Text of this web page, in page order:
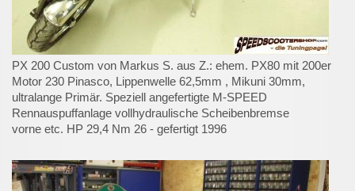
PX 200 Custom von Markus S. aus Z.: ehem. PX80 mit 200er
Motor 230 Pinasco, Lippenwelle 62,5mm , Mikuni 30mm,
ultralange Primär. Speziell angefertigte M-SPEED
Rennauspuffanlage vollhydraulische Scheibenbremse
vorne etc. HP 29,4 Nm 26 - gefertigt 1996